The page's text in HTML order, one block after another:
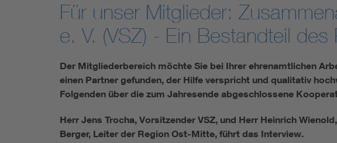
Für unser Mitglieder:
e. V. (VSZ) - Ein Bestandteil
Der Mitgliederbereich möchte Sie bei Ihrer ehrenamt­lichen
einen Partner gefunden, der Hilfe verspricht und qualitativ
Folgenden über die zum Jahresende abgeschlossene
Herr Jens Trocha, Vorsitzender VSZ, und Herr Heinrich
Berger, Leiter der Region Ost-Mitte, führt das Interview.